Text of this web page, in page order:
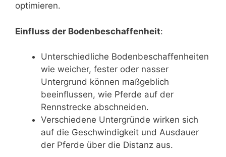
optimieren.
Einfluss der Bodenbeschaffenheit:
Unterschiedliche Bodenbeschaffenheiten
wie weicher, fester oder nasser
Untergrund können maßgeblich
beeinflussen, wie Pferde auf der
Rennstrecke abschneiden.
Verschiedene Untergründe wirken sich
auf die Geschwindigkeit und Ausdauer
der Pferde über die Distanz aus.